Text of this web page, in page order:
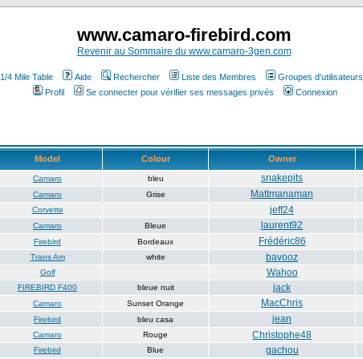
www.camaro-firebird.com
Revenir au Sommaire du www.camaro-3gen.com
1/4 Mile Table Aide Rechercher Liste des Membres Groupes d'utilisateurs
Profil
Se connecter pour vérifier ses messages privés Connexion
Model Colour Owner
Camaro bleu snakepits
Camaro Grise Mattmanaman
Corvette jeff24
Camaro Bleue laurent92
Firebird Bordeaux Frédéric86
Trans Am white bavooz
Golf Wahoo
FIREBIRD F400 bleue nuit jack
Camaro Sunset Orange MacChris
Firebird bleu casa jean
Camaro Rouge Christophe48
Firebird Blue gachou